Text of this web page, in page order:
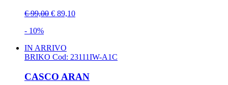
€ 99,00 € 89,10
- 10%
IN ARRIVO
BRIKO Cod: 23111IW-A1C
CASCO ARAN